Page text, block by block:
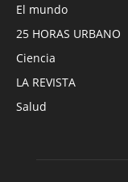
El mundo
25 HORAS URBANO
Ciencia
LA REVISTA
Salud